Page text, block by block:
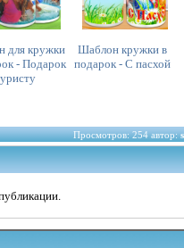
для кружки
- Подарок
Шаблон кружки в
подарок - С пасхой
Просмотров: 254 автор: